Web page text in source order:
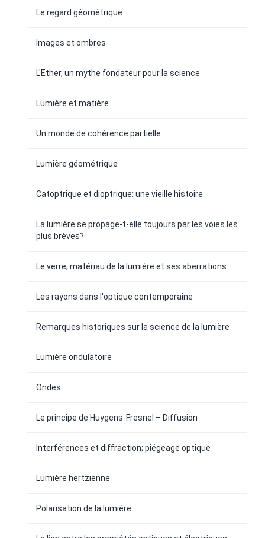
Le regard géométrique
Images et ombres
L'Ether, un mythe fondateur pour la science
Lumière et matière
Un monde de cohérence partielle
Lumière géométrique
Catoptrique et dioptrique: une vieille histoire
La lumière se propage-t-elle toujours par les voies les
plus brèves?
Le verre, matériau de la lumière et ses aberrations
Les rayons dans l'optique contemporaine
Remarques historiques sur la science de la lumière
Lumière ondulatoire
Ondes
Le principe de Huygens-Fresnel – Diffusion
Interférences et diffraction; piégeage optique
Lumière hertzienne
Polarisation de la lumière